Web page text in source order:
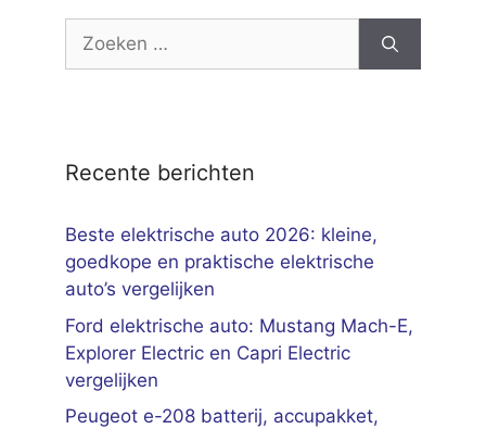
Zoek
Recente berichten
Beste elektrische auto 2026: kleine,
goedkope en praktische elektrische
auto’s vergelijken
Ford elektrische auto: Mustang Mach-E,
Explorer Electric en Capri Electric
vergelijken
Peugeot e-208 batterij, accupakket,